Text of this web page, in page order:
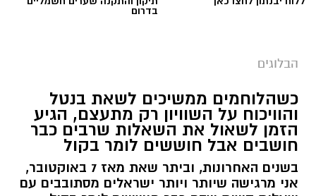
יש לכם מידע חשוב שטרם נחשף? צילומים מאירוע
חדשותי? מצאתם טעות בכתבה? נשמח שתשתפו
אותנו
בדרום
הבלוגים
כשהלוחמים ממשיכים לשאת בנטל
והוויכוח על השוויון רק מתעצם, הגיע
הזמן לשאול את השאלות שרבים כבר
חושבים אבל חוששים לומר בקול
בשנים האחרונות, וביתר שאת מאז 7 באוקטובר,
אני מרגישה שיותר ויותר ישראלים מסתובבים עם